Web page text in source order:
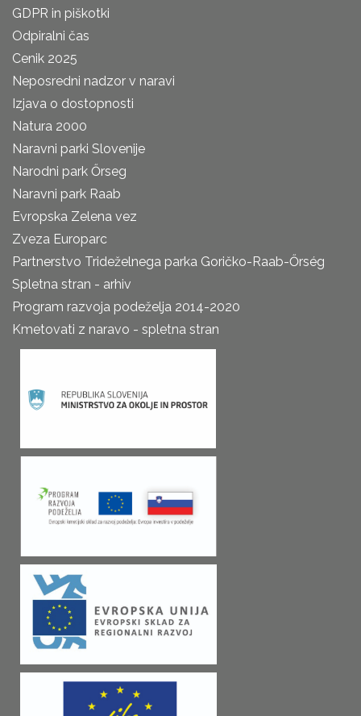
GDPR in piškotki
Odpiralni čas
Cenik 2025
Neposredni nadzor v naravi
Izjava o dostopnosti
Natura 2000
Naravni parki Slovenije
Narodni park Őrseg
Naravni park Raab
Evropska Zelena vez
Zveza Europarc
Partnerstvo Trideželnega parka Goričko-Raab-Őrség
Spletna stran - arhiv
Program razvoja podeželja 2014-2020
Kmetovati z naravo - spletna stran